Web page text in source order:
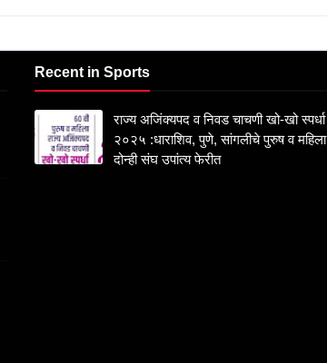
Recent in Sports
राज्य अजिंक्यपद व निवड चाचणी खो-खो स्पर्धा
२०२५ :धाराशिव, पुणे, सांगलीचे पुरुष व महिला
दोन्ही संघ उपांत्य फेरीत